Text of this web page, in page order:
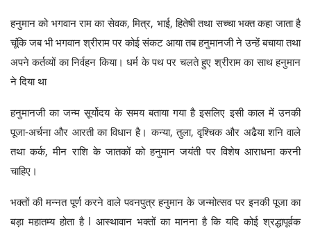
हनुमान को भगवान राम का सेवक, मित्र, भाई, हितेषी तथा सच्चा भक्त कहा जाता है
चूंकि जब भी भगवान श्रीराम पर कोई संकट आया तब हनुमानजी ने उन्हें बचाया तथा
अपने कर्तव्यों का निर्वहन किया। धर्म के पथ पर चलते हुए श्रीराम का साथ हनुमान
ने दिया था
हनुमानजी का जन्म सूर्योदय के समय बताया गया है इसलिए इसी काल में उनकी
पूजा-अर्चना और आरती का विधान है। कन्या, तुला, वृश्चिक और अढैया शनि वाले
तथा कर्क, मीन राशि के जातकों को हनुमान जयंती पर विशेष आराधना करनी
चाहिए।
भक्तों की मन्नत पूर्ण करने वाले पवनपुत्र हनुमान के जन्मोत्सव पर इनकी पूजा का
बड़ा महातम्य होता है l आस्थावान भक्तों का मानना है कि यदि कोई श्रद्धापूर्वक